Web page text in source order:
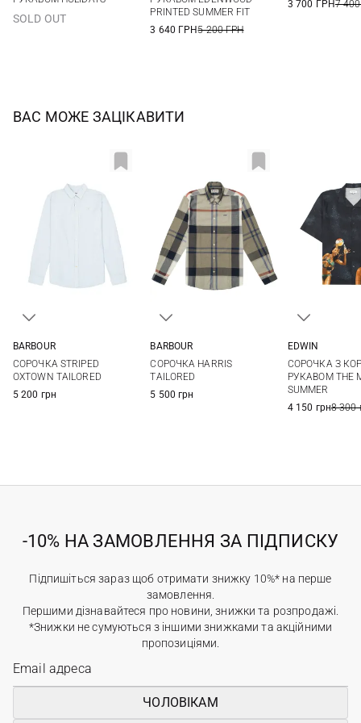
SOLD OUT
PRINTED SUMMER FIT
3 640 ГРН5 200 ГРН
3 700 ГРН7
ВАС МОЖЕ ЗАЦІКАВИТИ
XXL
3XL
BARBOUR
СОРОЧКА STRIPED
OXTOWN TAILORED
5 200 грн
XXL
3XL
BARBOUR
СОРОЧКА HARRIS
TAILORED
5 500 грн
EDWIN
СОРОЧКА З
РУКАВОМ THE
SUMMER
4 150 грн8 300
-10% НА ЗАМОВЛЕННЯ ЗА ПІДПИСКУ
Підпишіться зараз щоб отримати знижку 10%* на перше
замовлення.
Першими дізнавайтеся про новини, знижки та розпродажі.
*Знижки не сумуються з іншими знижками та акційними
пропозиціями.
ЧОЛОВІКАМ